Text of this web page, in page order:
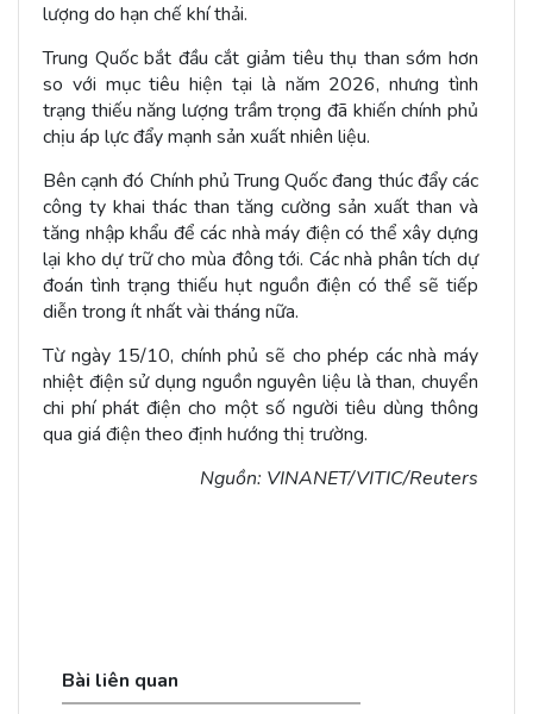
lượng do hạn chế khí thải.
Trung Quốc bắt đầu cắt giảm tiêu thụ than sớm hơn
so với mục tiêu hiện tại là năm 2026, nhưng tình
trạng thiếu năng lượng trầm trọng đã khiến chính phủ
chịu áp lực đẩy mạnh sản xuất nhiên liệu.
Bên cạnh đó Chính phủ Trung Quốc đang thúc đẩy các
công ty khai thác than tăng cường sản xuất than và
tăng nhập khẩu để các nhà máy điện có thể xây dựng
lại kho dự trữ cho mùa đông tới. Các nhà phân tích dự
đoán tình trạng thiếu hụt nguồn điện có thể sẽ tiếp
diễn trong ít nhất vài tháng nữa.
Từ ngày 15/10, chính phủ sẽ cho phép các nhà máy
nhiệt điện sử dụng nguồn nguyên liệu là than, chuyển
chi phí phát điện cho một số người tiêu dùng thông
qua giá điện theo định hướng thị trường.
Nguồn: VINANET/VITIC/Reuters
Bài liên quan